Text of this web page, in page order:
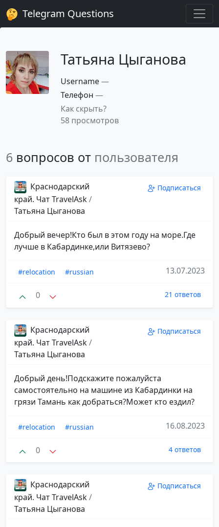
Telegram Questions
Татьяна Цыганова
Username—
Телефон —
Как скрыть?
58 просмотров
6 вопросов от пользователя
Краснодарский
край. Чат TravelAsk/
Татьяна Цыганова
Подписаться
Добрый вечер!Кто был в этом году на море.Где
лучше в Кабардинке,или Витязево?
#relocation #russian 13.07.2023
0 21 ответов
Краснодарский
край. Чат TravelAsk/
Татьяна Цыганова
Подписаться
Добрый день!Подскажите пожалуйста
самостоятельно на машине из Кабардинки на
грязи Тамань как добраться?Может кто ездил?
#relocation #russian 16.08.2023
0 4 ответов
Краснодарский
край. Чат TravelAsk/
Татьяна Цыганова
Подписаться